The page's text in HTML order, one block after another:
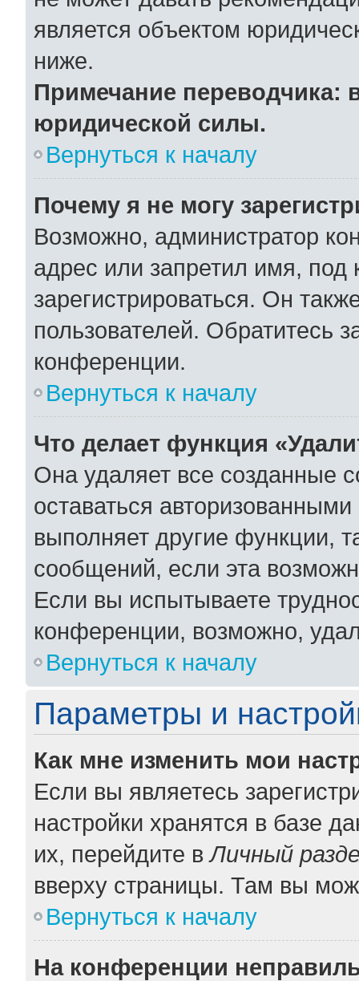
является объектом
ниже.
Примечание переводчика:
юридической силы.
Вернуться к началу
Почему я не могу
Возможно, администратор
адрес или запретил имя,
зарегистрироваться. Он
пользователей. Обратитесь
конференции.
Вернуться к началу
Что делает функция
Она удаляет все созданные
оставаться
выполняет другие функции,
сообщений, если эта
Если вы испытываете
конференции, возможно,
Вернуться к началу
Параметры и
Как мне изменить мои
Если вы являетесь
настройки хранятся в базе
их, перейдите вЛичный
вверху страницы. Там вы
Вернуться к началу
На конференции